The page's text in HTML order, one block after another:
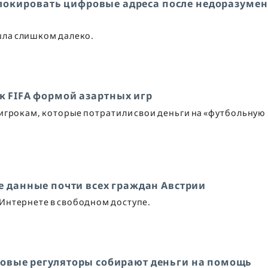
цифровые адреса после
слишком далеко.
FIFA формой азартных игр
которые потратили свои деньги на «футбольную
почти всех граждан Австрии
в свободном доступе.
регуляторы собирают деньги на помощь